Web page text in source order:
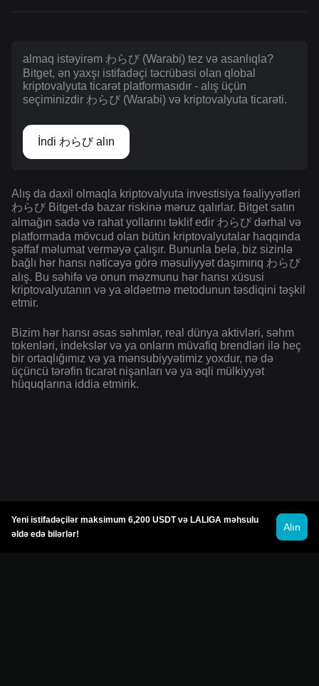
almaq istəyirəm わらび (Warabi) tez və asanlıqla?
Bitget, ən yaxşı istifadəçi təcrübəsi olan qlobal
kriptovalyuta ticarət platformasıdır - alış üçün
seçiminizdir わらび (Warabi) və kriptovalyuta ticarəti.
İndi わらび alın
Alış da daxil olmaqla kriptovalyuta investisiya fəaliyyətləri
わらび Bitget-də bazar riskinə məruz qalırlar. Bitget satın
almağın sadə və rahat yollarını təklif edir わらび dərhal və
platformada mövcud olan bütün kriptovalyutalar haqqında
şəffaf məlumat verməyə çalışır. Bununla belə, biz sizinlə
bağlı hər hansı nəticəyə görə məsuliyyət daşımırıq わらび
alış. Bu səhifə və onun məzmunu hər hansı xüsusi
kriptovalyutanın və ya əldəetmə metodunun təsdiqini təşkil
etmir.
Bizim hər hansı əsas səhmlər, real dünya aktivləri, səhm
tokenləri, indekslər və ya onların müvafiq brendləri ilə heç
bir ortaqlığımız və ya mənsubiyyətimiz yoxdur, nə də
üçüncü tərəfin ticarət nişanları və ya əqli mülkiyyət
hüquqlarına iddia etmirik.
Yeni istifadəçilər maksimum 6,200 USDT və LALIGA məhsulu
əldə edə bilərlər!
Alın